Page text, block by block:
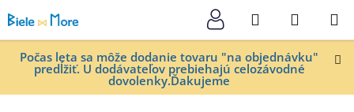
na
obsah
Počas leta sa môže dodanie tovaru "na objednávku"
predĺžiť. U dodávateľov prebiehajú celozávodné
dovolenky.Ďakujeme
Hľadať
KOŠÍK